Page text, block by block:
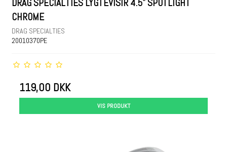
DRAG SPECIALTIES LYGTEVISIR 4.5" SPOTLIGHT
CHROME
DRAG SPECIALTIES
20010370PE
119,00 DKK
VIS PRODUKT